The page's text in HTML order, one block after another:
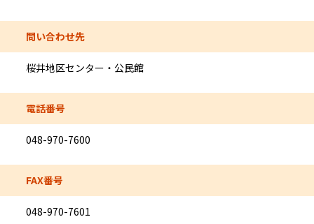
問い合わせ先
桜井地区センター・公民館
電話番号
048-970-7600
FAX番号
048-970-7601